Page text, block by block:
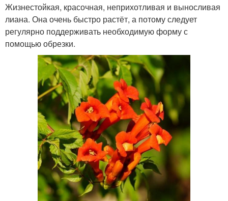
Жизнестойкая, красочная, неприхотливая и выносливая
лиана. Она очень быстро растёт, а потому следует
регулярно поддерживать необходимую форму с
помощью обрезки.